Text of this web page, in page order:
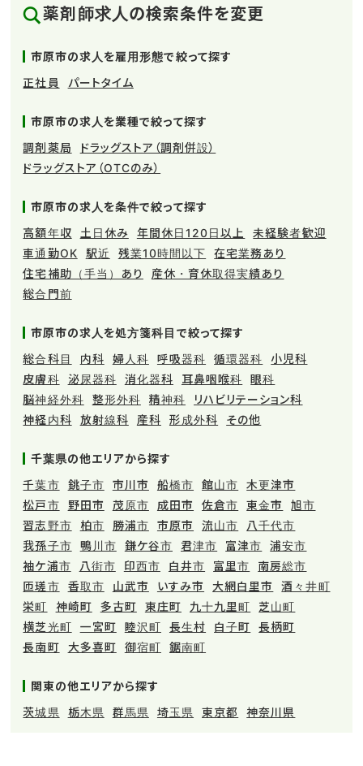
薬剤師求人の検索条件を変更
市原市の求人を雇用形態で絞って探す
正社員
パートタイム
市原市の求人を業種で絞って探す
調剤薬局
ドラッグストア（調剤併設）
ドラッグストア（OTCのみ）
市原市の求人を条件で絞って探す
高額年収
土日休み 年間休日120日以上
未経験者歓迎
車通勤OK
駅近 残業10時間以下
在宅業務あり
住宅補助（手当）あり
産休・育休取得実績あり
総合門前
市原市の求人を処方箋科目で絞って探す
総合科目
内科 婦人科 呼吸器科 循環器科
小児科
皮膚科
泌尿器科 消化器科 耳鼻咽喉科
眼科
脳神経外科
整形外科 精神科
リハビリテーション科
神経内科
放射線科 産科 形成外科 その他
千葉県の他エリアから探す
千葉市
銚子市 市川市 船橋市 館山市
木更津市
松戸市
野田市 茂原市 成田市 佐倉市 東金市
旭市
習志野市
柏市 勝浦市 市原市 流山市
八千代市
我孫子市
鴨川市 鎌ケ谷市 君津市 富津市
浦安市
袖ケ浦市
八街市 印西市 白井市 富里市
南房総市
匝瑳市
香取市 山武市 いすみ市 大網白里市
酒々井町
栄町
神崎町 多古町 東庄町 九十九里町
芝山町
横芝光町
一宮町 睦沢町 長生村 白子町
長柄町
長南町
大多喜町 御宿町 鋸南町
関東の他エリアから探す
茨城県
栃木県 群馬県 埼玉県 東京都 神奈川県